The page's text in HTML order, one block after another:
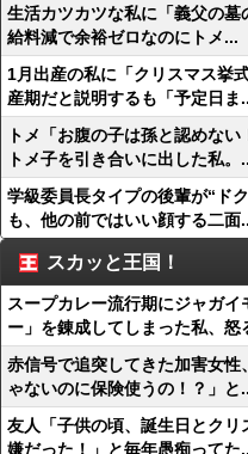
生活カツカツな私に「義父の墓
給料減で余裕ゼロなのにトメ...
1月出産の私に「クリスマス挙
産期だと説明するも「予定日ま
トメ「お腹の子は孫と認めな
トメ子を引き合いに出した私。
学級委員長タイプの後輩が“ド
も、他の前ではいい顔する二面
スカッと王国！
スープカレー流行期にジャガ
ー」を錬成してしまった私、怒
赤信号で追突してきた加害女
ゃないのに保険使うの！？」と
友人「子供の頃、誕生日とク
嫌だった！」と毎年愚痴ってた